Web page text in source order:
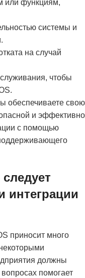
или функциям,
системы и
на случай
чтобы
обеспечиваете свою
и эффективно
с помощью
интеграции
приносит много
должны
помогает